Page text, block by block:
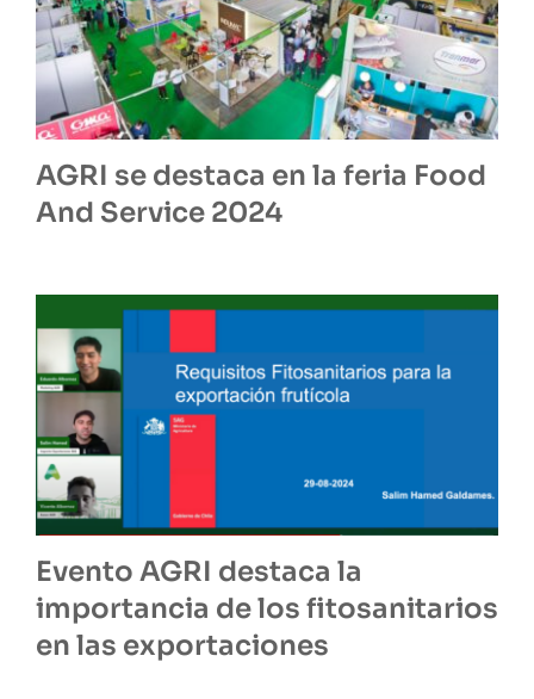
AGRI se destaca en la feria Food
And Service 2024
Evento AGRI destaca la
importancia de los fitosanitarios
en las exportaciones